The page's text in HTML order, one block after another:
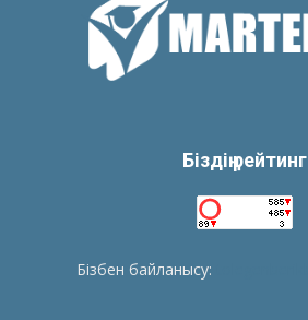
Біздің рейтинг
Бізбен байланысу: